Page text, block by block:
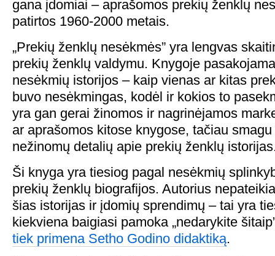
gana įdomiai – aprašomos prekių ženklų
patirtos 1960-2000 metais.
„Prekių ženklų nesėkmės” yra lengvas
prekių ženklų valdymu. Knygoje
nesėkmių istorijos – kaip vienas ar kitas
buvo nesėkmingas, kodėl ir kokios to
yra gan gerai žinomos ir nagrinėjamos
ar aprašomos kitose knygose, tačiau
nežinomų detalių apie prekių ženklų
Ši knyga yra tiesiog pagal nesėkmių
prekių ženklų biografijos. Autorius
šias istorijas ir įdomių sprendimų – tai yra
kiekviena baigiasi pamoka „nedarykite
tiek primena Setho Godino didaktiką.